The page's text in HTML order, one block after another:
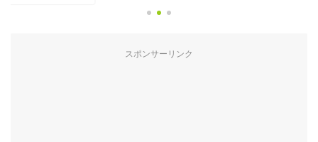
スポンサーリンク